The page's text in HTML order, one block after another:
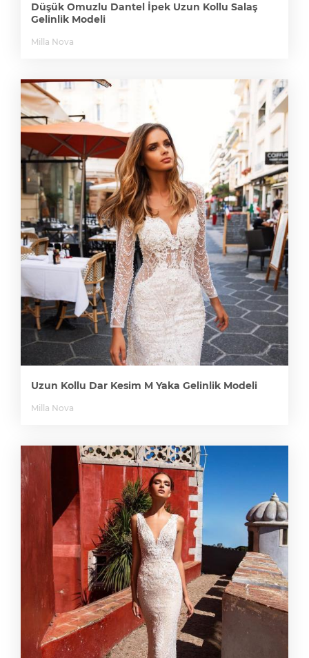
Düşük Omuzlu Dantel İpek Uzun Kollu Salaş
Gelinlik Modeli
Milla Nova
Uzun Kollu Dar Kesim M Yaka Gelinlik Modeli
Milla Nova